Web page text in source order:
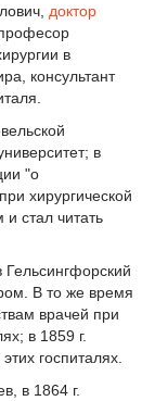
доктор
в
консультант
в
"о
хирургической
и стал читать
В то же время
врачей при
в 1859 г.
госпиталях.
в 1864 г.